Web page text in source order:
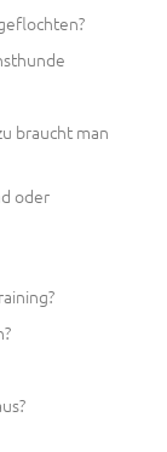
braucht man
oder